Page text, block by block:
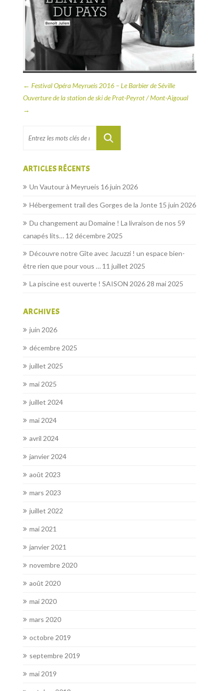
← Festival Opéra Meyrueis 2016 – Le Barbier de Séville
Ouverture de la station de ski de Prat-Peyrot / Mont-Aigoual
→
ARTICLES RÉCENTS
Un Vautour à Meyrueis 16 juin 2026
Hébergement trail des Gorges de la Jonte 15 juin 2026
Du changement au Domaine ! La livraison de nos 59
canapés lits… 12 décembre 2025
Découvre notre Gîte avec Jacuzzi ! un espace bien-
être rien que pour vous … 11 juillet 2025
La piscine est ouverte ! SAISON 202628 mai 2025
ARCHIVES
juin 2026
décembre 2025
juillet 2025
mai 2025
juillet 2024
mai 2024
avril 2024
janvier 2024
août 2023
mars 2023
juillet 2022
mai 2021
janvier 2021
novembre 2020
août 2020
mai 2020
mars 2020
octobre 2019
septembre 2019
mai 2019